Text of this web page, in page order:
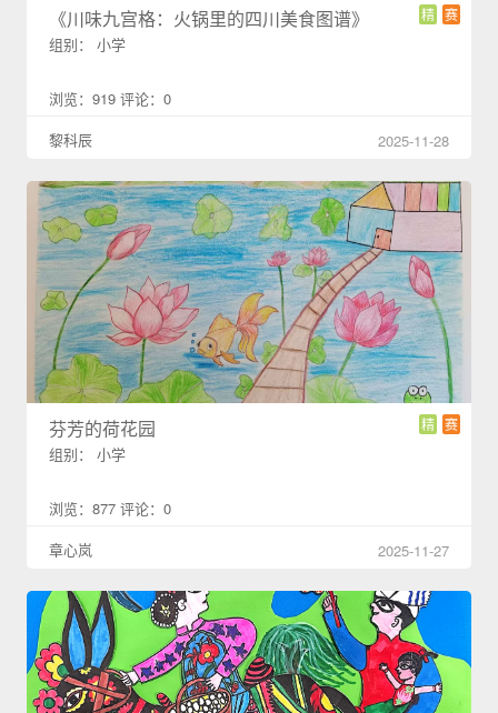
赛
精
《川味九宫格：火锅里的四川美食图谱》
组别： 小学
浏览：919 评论：0
黎科辰
2025-11-28
赛
精
芬芳的荷花园
组别： 小学
浏览：877 评论：0
章心岚
2025-11-27